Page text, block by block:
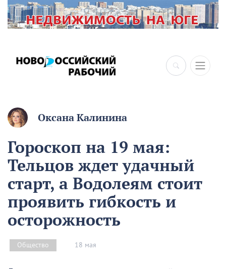
×
Оксана Калинина
Гороскоп на 19 мая:
Тельцов ждет удачный
старт, а Водолеям стоит
проявить гибкость и
осторожность
Общество 18 мая